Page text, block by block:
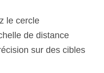
le cercle
de distance
sur des cibles